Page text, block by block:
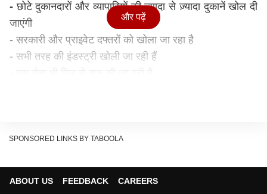
- छोटे दुकानदारों और व्यापारियों की ज़्यादा से ज़्यादा दुकानें खोल दी
जाएंगी
- सरकारी और प्राइवेट दफ्तरों को खोला जा रहा है
- सभी तरह की इंडस्ट्री खोली जा रही हैं
-सैलून को भी खोलने की इजाजत दे दी गई है
और पढ़ें
SPONSORED LINKS BY TABOOLA
ABOUT US FEEDBACK CAREERS